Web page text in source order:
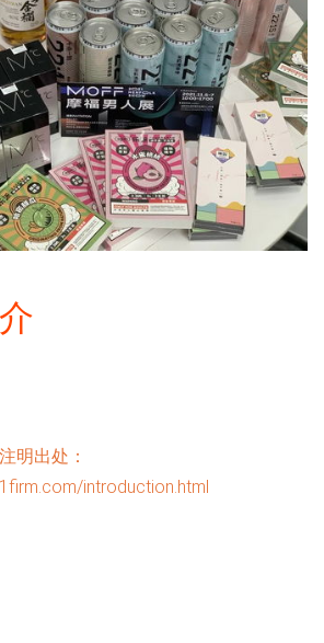
明出处：
introduction.html